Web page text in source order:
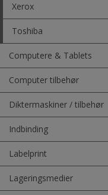
Xerox
Toshiba
Computere & Tablets
Computer tilbehør
Diktermaskiner / tilbehør
Indbinding
Labelprint
Lageringsmedier